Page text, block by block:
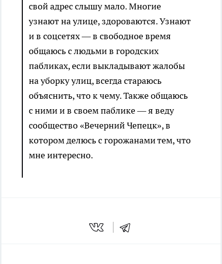
свой адрес слышу мало. Многие
узнают на улице, здороваются. Узнают
и в соцсетях — в свободное время
общаюсь с людьми в городских
пабликах, если выкладывают жалобы
на уборку улиц, всегда стараюсь
объяснить, что к чему. Также общаюсь
с ними и в своем паблике — я веду
сообщество «Вечерний Чепецк», в
котором делюсь с горожанами тем, что
мне интересно.